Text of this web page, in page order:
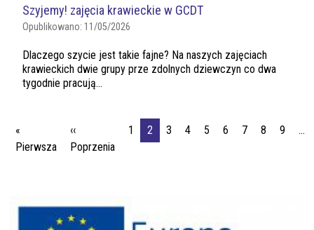
Szyjemy! zajęcia krawieckie w GCDT
Opublikowano: 11/05/2026
Dlaczego szycie jest takie fajne? Na naszych zajęciach
krawieckich dwie grupy prze zdolnych dziewczyn co dwa
tygodnie pracują...
Stronicowanie
«
PierwszaPierwsza strona
‹‹
PoprzeniaPoprzednia strona
1 2 3 4 5 6 7 8 9 …